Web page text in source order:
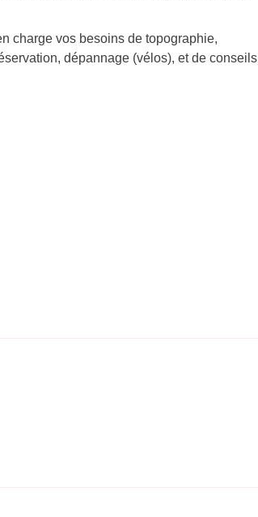
charge vos besoins de topographie,
dépannage (vélos), et de conseils